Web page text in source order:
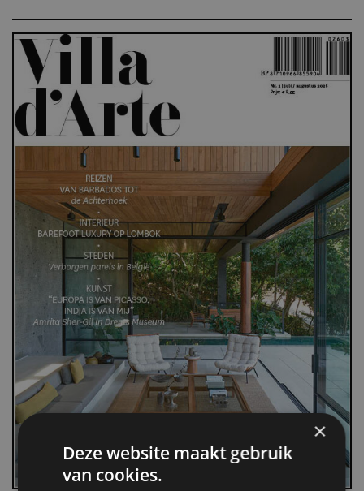
×
Deze website maakt gebruik
van cookies.